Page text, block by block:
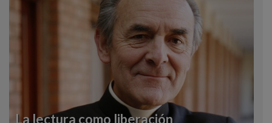
La lectura como liberación